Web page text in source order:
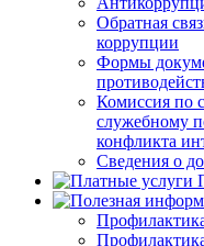
Обратная
коррупции
Формы
Комиссия по
служебному
конфликта
Сведения о